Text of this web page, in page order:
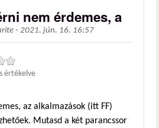
nem érdemes, a
- 2021. jún. 16. 16:57
értékelve
az alkalmazások (itt FF)
Mutasd a két parancssor